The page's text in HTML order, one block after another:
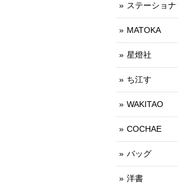
ステーショナ
MATOKA
星燈社
ち江す
WAKITAO
COCHAE
バッグ
洋書